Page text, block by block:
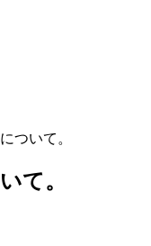
ついて。
て。